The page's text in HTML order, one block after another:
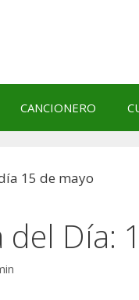
CANCIONERO
del Día: